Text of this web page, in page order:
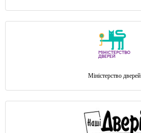
Міністерство дверей